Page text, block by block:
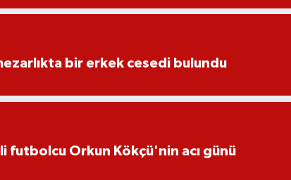
bir erkek cesedi bulundu
futbolcu Orkun Kökçü'nin acı günü